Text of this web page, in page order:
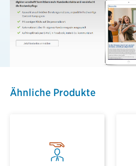
Ähnliche Produkte